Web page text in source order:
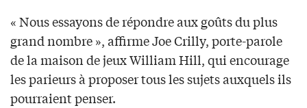
« Nous essayons de répondre aux goûts du plus
grand nombre », affirme Joe Crilly, porte-parole
de la maison de jeux William Hill, qui encourage
les parieurs à proposer tous les sujets auxquels ils
pourraient penser.